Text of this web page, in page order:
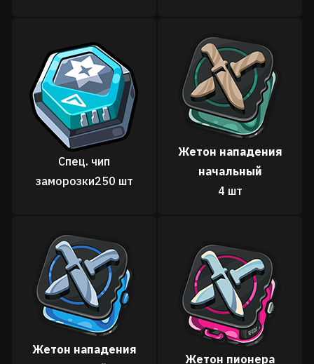
Спец. чип
заморозки250 шт
Жетон нападения
начальный
4 шт
Жетон нападения
Жетон пионера